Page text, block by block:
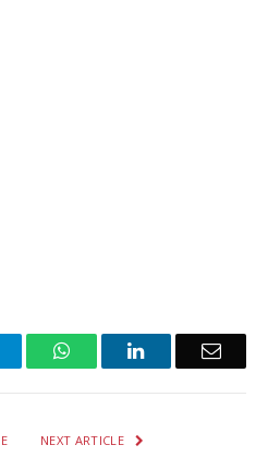
WhatsAppLinkedIn Email
NEXT ARTICLE